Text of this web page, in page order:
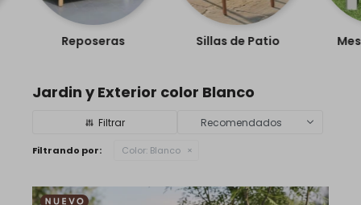
Reposeras Sillas de Patio
Jardin y Exterior color Blanco
Recomendados
Filtrando por: Color: Blanco